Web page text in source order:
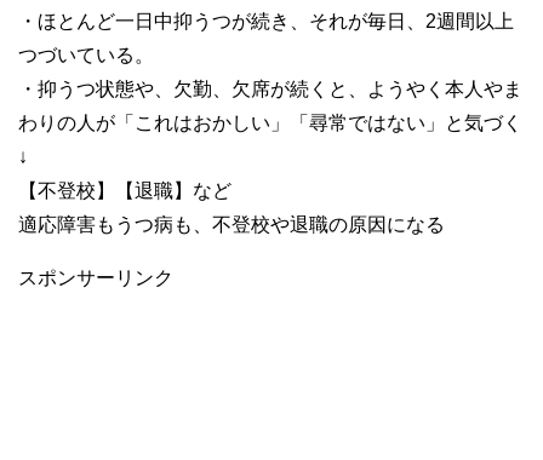
・ほとんど一日中抑うつが続き、それが毎日、2週間以上
つづいている。
・抑うつ状態や、欠勤、欠席が続くと、ようやく本人やま
わりの人が「これはおかしい」「尋常ではない」と気づく
↓
【不登校】【退職】など
適応障害もうつ病も、不登校や退職の原因になる
スポンサーリンク